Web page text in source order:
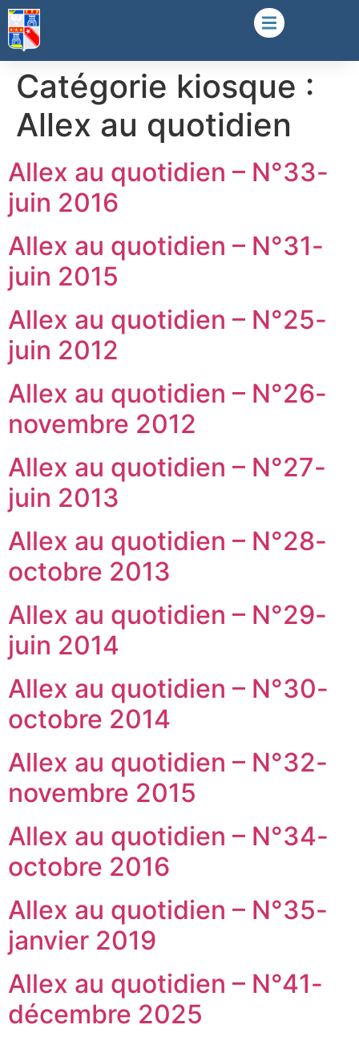
Catégorie kiosque :
Allex au quotidien
Allex au quotidien – N°33-
juin 2016
Allex au quotidien – N°31-
juin 2015
Allex au quotidien – N°25-
juin 2012
Allex au quotidien – N°26-
novembre 2012
Allex au quotidien – N°27-
juin 2013
Allex au quotidien – N°28-
octobre 2013
Allex au quotidien – N°29-
juin 2014
Allex au quotidien – N°30-
octobre 2014
Allex au quotidien – N°32-
novembre 2015
Allex au quotidien – N°34-
octobre 2016
Allex au quotidien – N°35-
janvier 2019
Allex au quotidien – N°41-
décembre 2025